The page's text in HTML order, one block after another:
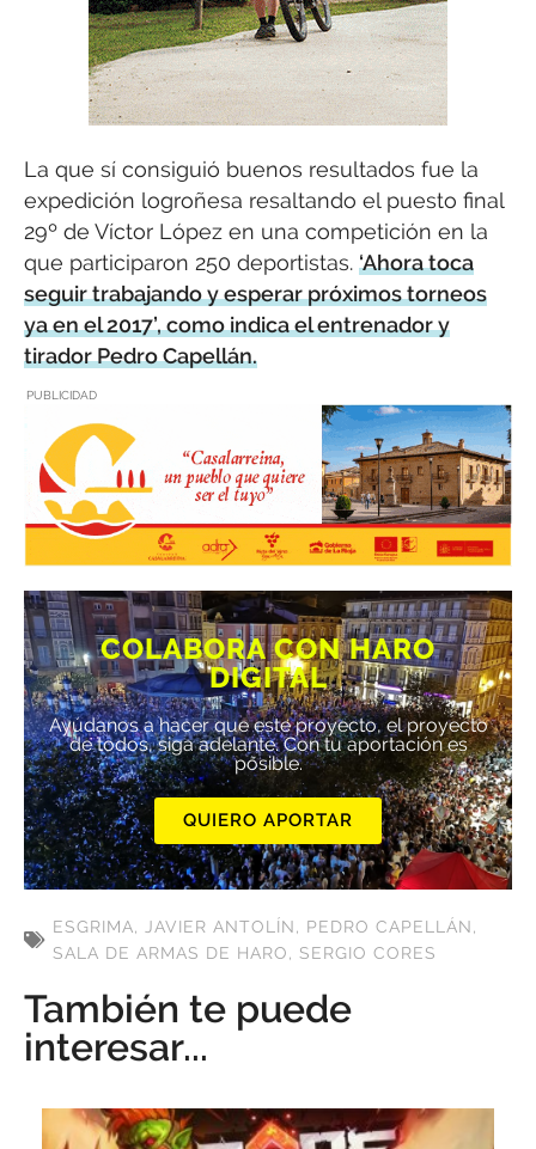
La que sí consiguió buenos resultados fue la
expedición logroñesa resaltando el puesto final
29º de Víctor López en una competición en la
que participaron 250 deportistas. ‘Ahora toca
seguir trabajando y esperar próximos torneos
ya en el 2017’, como indica el entrenador y
tirador Pedro Capellán.
PUBLICIDAD
COLABORA CON HARO
DIGITAL
Ayúdanos a hacer que este proyecto, el proyecto
de todos, siga adelante. Con tu aportación es
posible.
QUIERO APORTAR
ESGRIMA, JAVIER ANTOLÍN, PEDRO CAPELLÁN,
SALA DE ARMAS DE HARO, SERGIO CORES
También te puede
interesar...